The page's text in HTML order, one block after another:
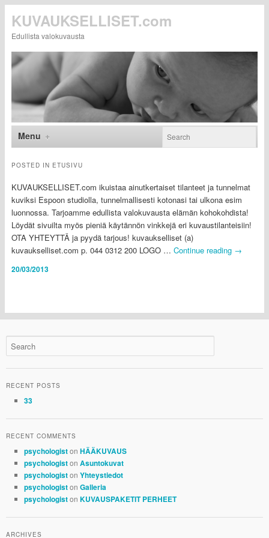
KUVAUKSELLISET.com
Edullista valokuvausta
Menu
POSTED IN ETUSIVU
KUVAUKSELLISET.com ikuistaa ainutkertaiset tilanteet ja tunnelmat
kuviksi Espoon studiolla, tunnelmallisesti kotonasi tai ulkona esim
luonnossa. Tarjoamme edullista valokuvausta elämän kohokohdista!
Löydät sivuilta myös pieniä käytännön vinkkejä eri kuvaustilanteisiin!
OTA YHTEYTTÄ ja pyydä tarjous! kuvaukselliset (a)
kuvaukselliset.com p. 044 0312 200 LOGO … Continue reading →
20/03/2013
RECENT POSTS
33
RECENT COMMENTS
psychologiston HÄÄKUVAUS
psychologiston Asuntokuvat
psychologiston Yhteystiedot
psychologiston Galleria
psychologiston KUVAUSPAKETIT PERHEET
ARCHIVES